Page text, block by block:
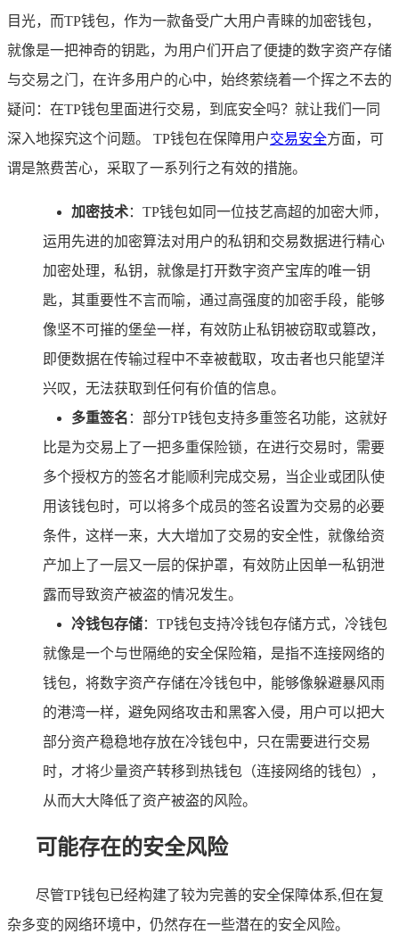
目光，而TP钱包，作为一款备受广大用户青睐的加密钱包，
就像是一把神奇的钥匙，为用户们开启了便捷的数字资产存储
与交易之门，在许多用户的心中，始终萦绕着一个挥之不去的
疑问：在TP钱包里面进行交易，到底安全吗？就让我们一同
深入地探究这个问题。 TP钱包在保障用户交易安全方面，可
谓是煞费苦心，采取了一系列行之有效的措施。
加密技术：TP钱包如同一位技艺高超的加密大师，
运用先进的加密算法对用户的私钥和交易数据进行精心
加密处理，私钥，就像是打开数字资产宝库的唯一钥
匙，其重要性不言而喻，通过高强度的加密手段，能够
像坚不可摧的堡垒一样，有效防止私钥被窃取或篡改，
即便数据在传输过程中不幸被截取，攻击者也只能望洋
兴叹，无法获取到任何有价值的信息。
多重签名 ：部分TP钱包支持多重签名功能，这就好
比是为交易上了一把多重保险锁，在进行交易时，需要
多个授权方的签名才能顺利完成交易，当企业或团队使
用该钱包时，可以将多个成员的签名设置为交易的必要
条件，这样一来，大大增加了交易的安全性，就像给资
产加上了一层又一层的保护罩，有效防止因单一私钥泄
露而导致资产被盗的情况发生。
冷钱包存储：TP钱包支持冷钱包存储方式，冷钱包
就像是一个与世隔绝的安全保险箱，是指不连接网络的
钱包，将数字资产存储在冷钱包中，能够像躲避暴风雨
的港湾一样，避免网络攻击和黑客入侵，用户可以把大
部分资产稳稳地存放在冷钱包中，只在需要进行交易
时，才将少量资产转移到热钱包（连接网络的钱包），
从而大大降低了资产被盗的风险。
可能存在的安全风险
尽管TP钱包已经构建了较为完善的安全保障体系,但在复
杂多变的网络环境中，仍然存在一些潜在的安全风险。